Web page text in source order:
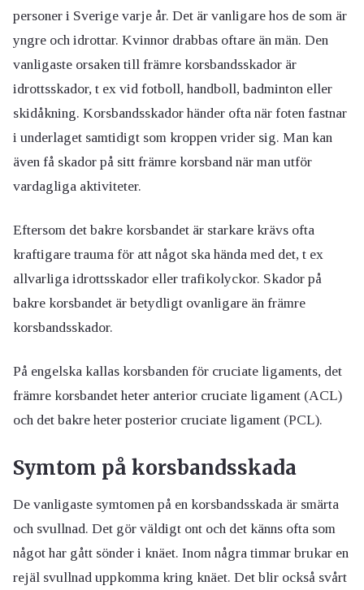
personer i Sverige varje år. Det är vanligare hos de som är
yngre och idrottar. Kvinnor drabbas oftare än män. Den
vanligaste orsaken till främre korsbandsskador är
idrottsskador, t ex vid fotboll, handboll, badminton eller
skidåkning. Korsbandsskador händer ofta när foten fastnar
i underlaget samtidigt som kroppen vrider sig. Man kan
även få skador på sitt främre korsband när man utför
vardagliga aktiviteter.
Eftersom det bakre korsbandet är starkare krävs ofta
kraftigare trauma för att något ska hända med det, t ex
allvarliga idrottsskador eller trafikolyckor. Skador på
bakre korsbandet är betydligt ovanligare än främre
korsbandsskador.
På engelska kallas korsbanden för cruciate ligaments, det
främre korsbandet heter anterior cruciate ligament (ACL)
och det bakre heter posterior cruciate ligament (PCL).
Symtom på korsbandsskada
De vanligaste symtomen på en korsbandsskada är smärta
och svullnad. Det gör väldigt ont och det känns ofta som
något har gått sönder i knäet. Inom några timmar brukar en
rejäl svullnad uppkomma kring knäet. Det blir också svårt